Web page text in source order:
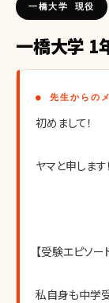
一橋大学 現役
一橋大学 1
● 先生からの
初めまして！
ヤマと申します！
【受験エピソー
私自身も中学